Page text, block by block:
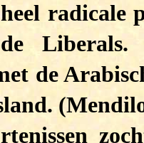
radicale
de